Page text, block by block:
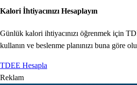
Kalori İhtiyacınızı Hesaplayın
Günlük kalori ihtiyacınızı öğrenmek için
kullanın ve beslenme planınızı buna göre
TDEE Hesapla
Reklam